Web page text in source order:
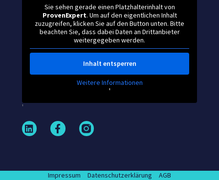
Sie sehen gerade einen Platzhalterinhalt von
ProvenExpert. Um auf den eigentlichen Inhalt
zuzugreifen, klicken Sie auf den Button unten. Bitte
beachten Sie, dass dabei Daten an Drittanbieter
weitergegeben werden.
Inhalt entsperren
Weitere Informationen
'
'
L
i
d
F
a
o
Impressum Datenschutzerklärung AGB